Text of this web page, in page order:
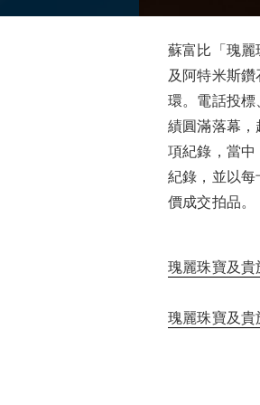
蘇富比「瑰
及阿特米斯鑽
環。電話投標
績圓滿落幕
項紀錄，當中
紀錄，並以每
價成交拍品。
瑰麗珠寶及
瑰麗珠寶及